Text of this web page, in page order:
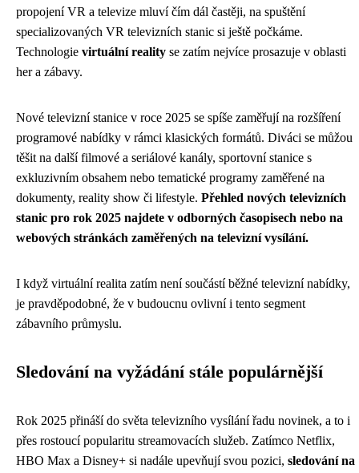
propojení VR a televize mluví čím dál častěji, na spuštění
specializovaných VR televizních stanic si ještě počkáme.
Technologie virtuální reality se zatím nejvíce prosazuje v oblasti
her a zábavy.
Nové televizní stanice v roce 2025 se spíše zaměřují na rozšíření
programové nabídky v rámci klasických formátů. Diváci se můžou
těšit na další filmové a seriálové kanály, sportovní stanice s
exkluzivním obsahem nebo tematické programy zaměřené na
dokumenty, reality show či lifestyle. Přehled nových televizních
stanic pro rok 2025 najdete v odborných časopisech nebo na
webových stránkách zaměřených na televizní vysílání.
I když virtuální realita zatím není součástí běžné televizní nabídky,
je pravděpodobné, že v budoucnu ovlivní i tento segment
zábavního průmyslu.
Sledování na vyžádání stále populárnější
Rok 2025 přináší do světa televizního vysílání řadu novinek, a to i
přes rostoucí popularitu streamovacích služeb. Zatímco Netflix,
HBO Max a Disney+ si nadále upevňují svou pozici, sledování na